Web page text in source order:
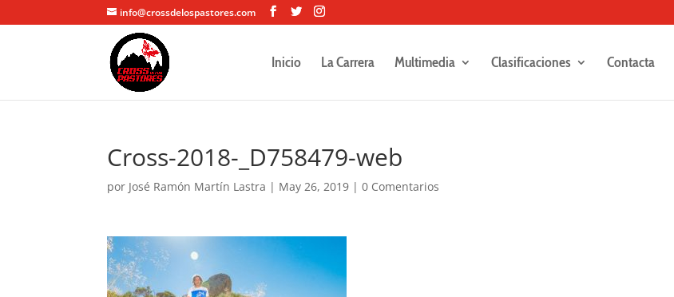
info@crossdelospastores.com
Inicio La Carrera Multimedia Clasificaciones Contacta
Cross-2018-_D758479-web
por José Ramón Martín Lastra | May 26, 2019 |0 Comentarios